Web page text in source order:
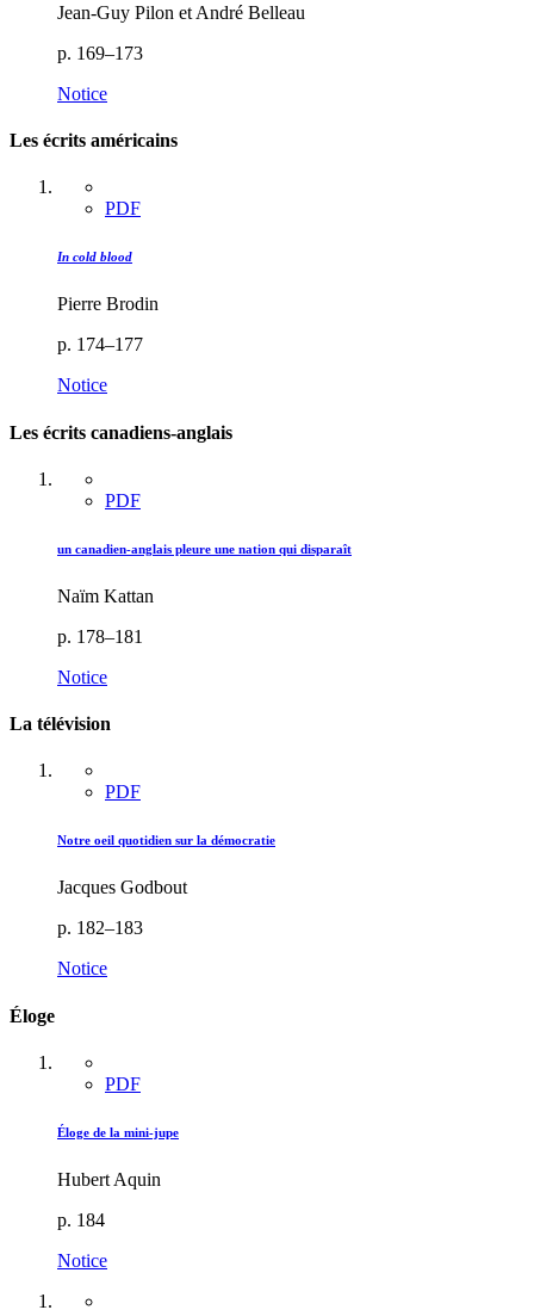
Jean-Guy Pilon et André Belleau
p. 169–173
Notice
Les écrits américains
PDF
In cold blood
Pierre Brodin
p. 174–177
Notice
Les écrits canadiens-anglais
PDF
un canadien-anglais pleure une nation qui disparaît
Naïm Kattan
p. 178–181
Notice
La télévision
PDF
Notre oeil quotidien sur la démocratie
Jacques Godbout
p. 182–183
Notice
Éloge
PDF
Éloge de la mini-jupe
Hubert Aquin
p. 184
Notice